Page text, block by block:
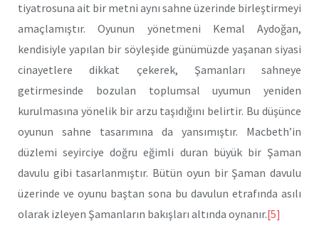
tiyatrosuna ait bir metni aynı sahne üzerinde birleştirmeyi
amaçlamıştır. Oyunun yönetmeni Kemal Aydoğan,
kendisiyle yapılan bir söyleşide günümüzde yaşanan siyasi
cinayetlere dikkat çekerek, Şamanları sahneye
getirmesinde bozulan toplumsal uyumun yeniden
kurulmasına yönelik bir arzu taşıdığını belirtir. Bu düşünce
oyunun sahne tasarımına da yansımıştır. Macbeth’in
düzlemi seyirciye doğru eğimli duran büyük bir Şaman
davulu gibi tasarlanmıştır. Bütün oyun bir Şaman davulu
üzerinde ve oyunu baştan sona bu davulun etrafında asılı
olarak izleyen Şamanların bakışları altında oynanır.[5]